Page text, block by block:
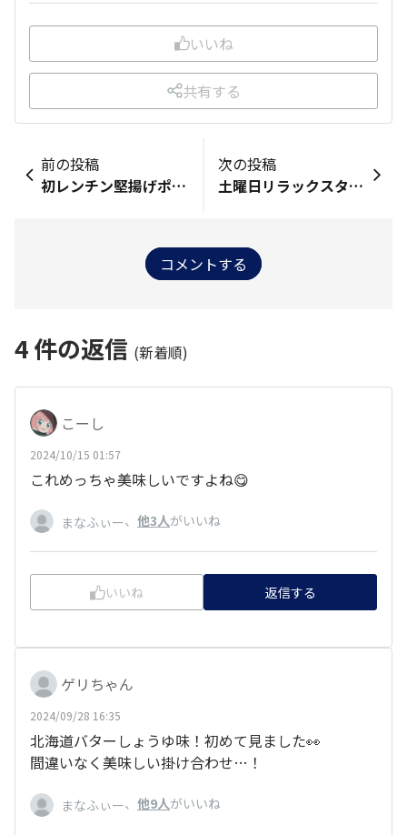
いいね
共有する
前の投稿
初レンチン堅揚げポテト
次の投稿
土曜日リラックスタイム
コメントする
4件の返信 (新着順)
こーし
2024/10/15 01:57
これめっちゃ美味しいですよね😋
まなふぃー、 他3人がいいね
いいね 返信する
ゲリちゃん
2024/09/28 16:35
北海道バターしょうゆ味！初めて見ました👀
間違いなく美味しい掛け合わせ…！
まなふぃー、 他9人がいいね